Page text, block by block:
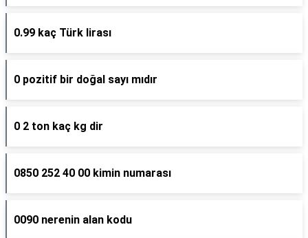
0.99 kaç Türk lirası
0 pozitif bir doğal sayı mıdır
0 2 ton kaç kg dir
0850 252 40 00 kimin numarası
0090 nerenin alan kodu